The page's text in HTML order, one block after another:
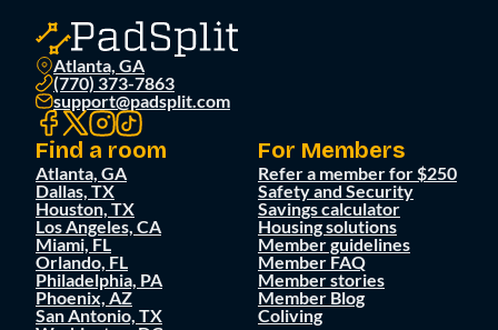
Atlanta, GA
(770) 373-7863
support@padsplit.com
Find a room
Atlanta, GA
Dallas, TX
Houston, TX
Los Angeles, CA
Miami, FL
Orlando, FL
Philadelphia, PA
Phoenix, AZ
San Antonio, TX
For Members
Refer a member for $250
Safety and Security
Savings calculator
Housing solutions
Member guidelines
Member FAQ
Member stories
Member Blog
Coliving